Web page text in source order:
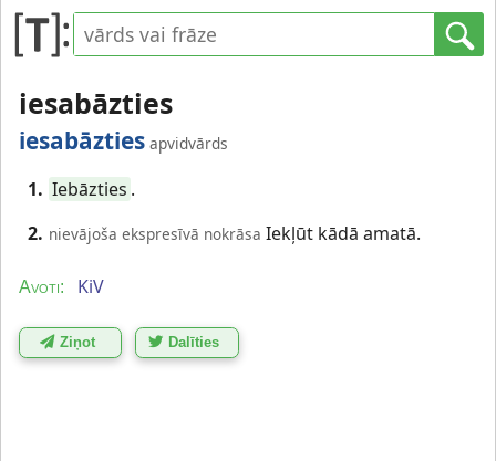
iesabāzties
iesabāzties apvidvārds
1. Iebāzties .
2. nievājoša ekspresīvā nokrāsa Iekļūt kādā amatā.
Avoti: KiV
Ziņot Dalīties